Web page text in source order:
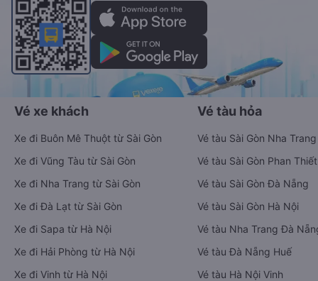
Vé xe khách
Xe đi Buôn Mê Thuột từ Sài Gòn
Xe đi Vũng Tàu từ Sài Gòn
Xe đi Nha Trang từ Sài Gòn
Xe đi Đà Lạt từ Sài Gòn
Xe đi Sapa từ Hà Nội
Xe đi Hải Phòng từ Hà Nội
Xe đi Vinh từ Hà Nội
Vé tàu hỏa
Vé tàu Sài Gòn Nha Trang
Vé tàu Sài Gòn Phan Thiết
Vé tàu Sài Gòn Đà Nẵng
Vé tàu Sài Gòn Hà Nội
Vé tàu Nha Trang Đà
Vé tàu Đà Nẵng Huế
Vé tàu Hà Nội Vinh